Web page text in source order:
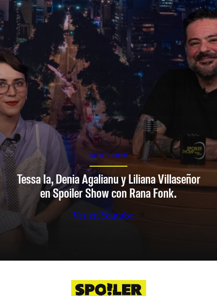
SPOILER SHOW
Tessa Ia, Denia Agalianu y Liliana Villaseñor
en Spoiler Show con Rana Fonk.
Ver en Youtube